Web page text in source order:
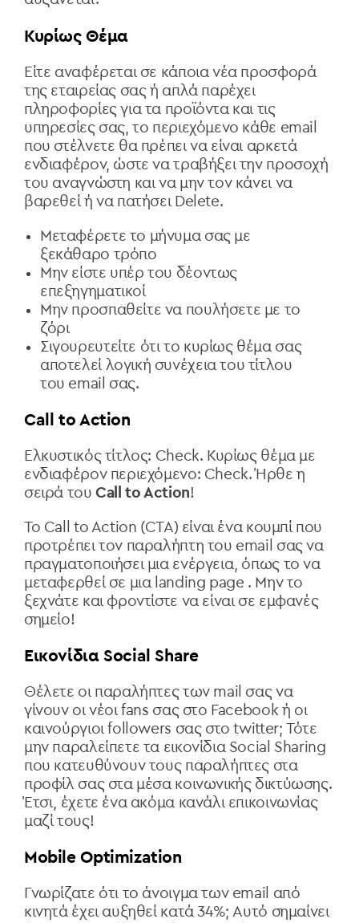
Κυρίως Θέμα
Είτε αναφέρεται σε κάποια νέα προσφορά
της εταιρείας σας ή απλά παρέχει
πληροφορίες για τα προϊόντα και τις
υπηρεσίες σας, το περιεχόμενο κάθε email
που στέλνετε θα πρέπει να είναι αρκετά
ενδιαφέρον, ώστε να τραβήξει την προσοχή
του αναγνώστη και να μην τον κάνει να
βαρεθεί ή να πατήσει Delete.
Μεταφέρετε το μήνυμα σας με
ξεκάθαρο τρόπο
Μην είστε υπέρ του δέοντως
επεξηγηματικοί
Μην προσπαθείτε να πουλήσετε με το
ζόρι
Σιγουρευτείτε ότι το κυρίως θέμα σας
αποτελεί λογική συνέχεια του τίτλου
του email σας.
Call to Action
Ελκυστικός τίτλος: Check. Κυρίως θέμα με
ενδιαφέρον περιεχόμενο: Check. Ήρθε η
σειρά τουCall to Action!
To Call to Action (CTA) είναι ένα κουμπί που
προτρέπει τον παραλήπτη του email σας να
πραγματοποιήσει μια ενέργεια, όπως το να
μεταφερθεί σε μια landing page . Μην το
ξεχνάτε και φροντίστε να είναι σε εμφανές
σημείο!
Εικονίδια Social Share
Θέλετε οι παραλήπτες των mail σας να
γίνουν οι νέοι fans σας στο Facebook ή οι
καινούργιοι followers σας στο twitter; Τότε
μην παραλείπετε τα εικονίδια Social Sharing
που κατευθύνουν τους παραλήπτες στα
προφίλ σας στα μέσα κοινωνικής δικτύωσης.
Έτσι, έχετε ένα ακόμα κανάλι επικοινωνίας
μαζί τους!
Mobile Optimization
Γνωρίζατε ότι το άνοιγμα των email από
κινητά έχει αυξηθεί κατά 34%; Αυτό σημαίνει